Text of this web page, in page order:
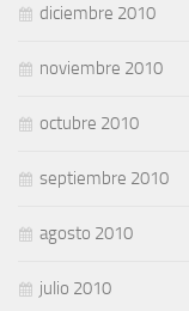
diciembre 2010
noviembre 2010
octubre 2010
septiembre 2010
agosto 2010
julio 2010